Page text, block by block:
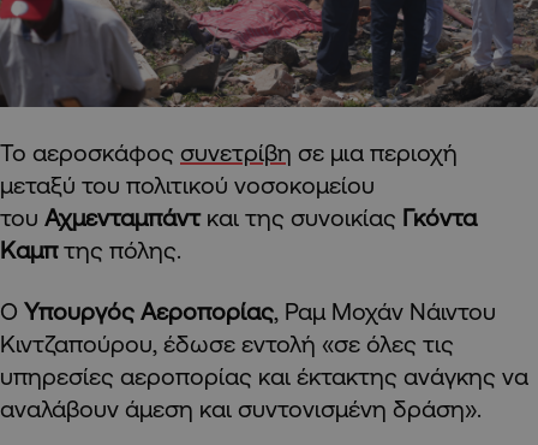
Το αεροσκάφος συνετρίβη σε μια περιοχή
μεταξύ του πολιτικού νοσοκομείου
του Αχμενταμπάντ και της συνοικίας Γκόντα
Καμπτης πόλης.
Ο Υπουργός Αεροπορίας, Ραμ Μοχάν Νάιντου
Κιντζαπούρου, έδωσε εντολή «σε όλες τις
υπηρεσίες αεροπορίας και έκτακτης ανάγκης να
αναλάβουν άμεση και συντονισμένη δράση».